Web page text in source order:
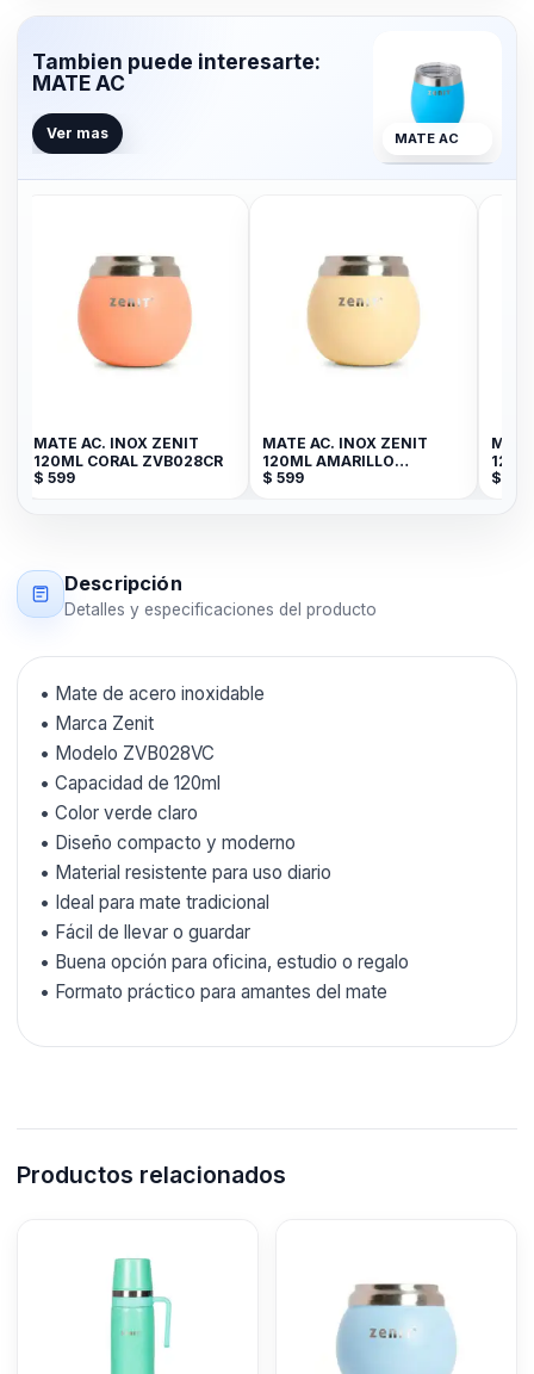
Tambien puede interesarte:
MATE AC
Ver mas MATE AC
MATE AC. INOX ZENIT
120ML CORAL ZVB028CR
$ 599
MATE AC. INOX ZENIT
120ML AMARILLO
ZVB028Y
$ 599 $
Descripción
Detalles y especificaciones del producto
• Mate de acero inoxidable
• Marca Zenit
• Modelo ZVB028VC
• Capacidad de 120ml
• Color verde claro
• Diseño compacto y moderno
• Material resistente para uso diario
• Ideal para mate tradicional
• Fácil de llevar o guardar
• Buena opción para oficina, estudio o regalo
• Formato práctico para amantes del mate
Productos relacionados